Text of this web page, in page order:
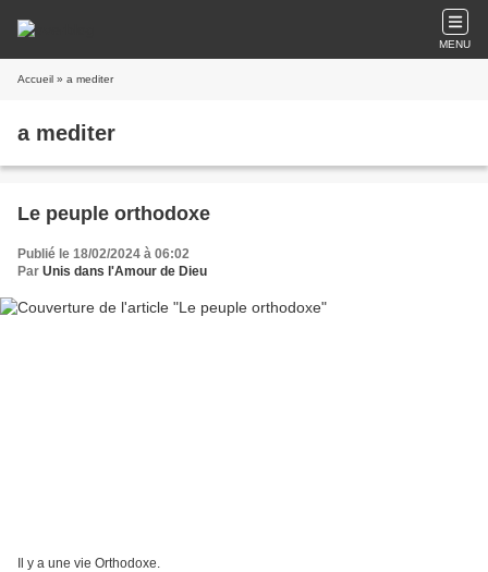
MENU
Accueil » a mediter
a mediter
Le peuple orthodoxe
Publié le 18/02/2024 à 06:02
Par Unis dans l'Amour de Dieu
Il y a une vie Orthodoxe.